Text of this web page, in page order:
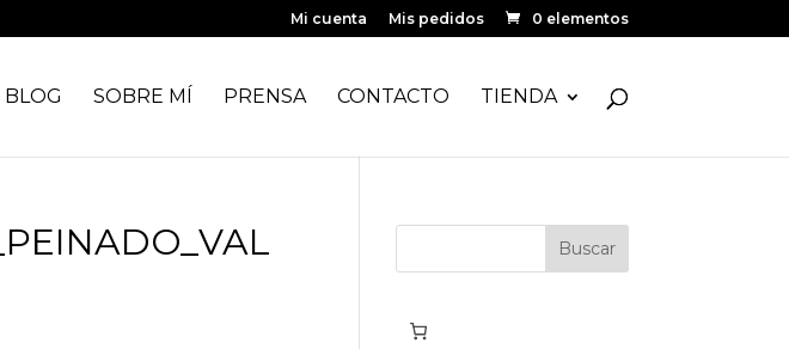
Mi cuenta Mis pedidos 0 elementos
BLOG SOBRE MÍ PRENSA CONTACTO TIENDA